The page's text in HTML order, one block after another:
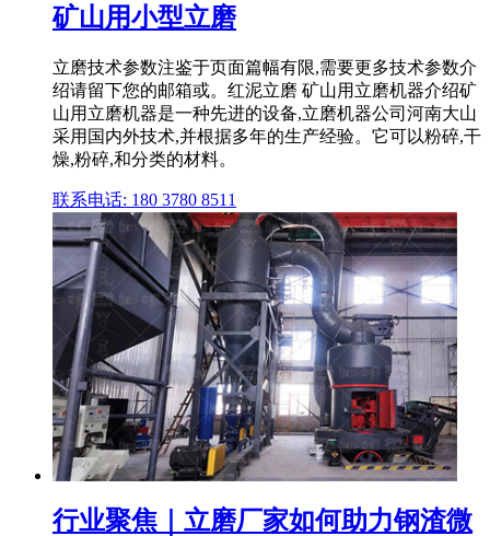
矿山用小型立磨
立磨技术参数注鉴于页面篇幅有限,需要更多技术参数介
绍请留下您的邮箱或。红泥立磨 矿山用立磨机器介绍矿
山用立磨机器是一种先进的设备,立磨机器公司河南大山
采用国内外技术,并根据多年的生产经验。它可以粉碎,干
燥,粉碎,和分类的材料。
联系电话: 180 3780 8511
行业聚焦｜立磨厂家如何助力钢渣微